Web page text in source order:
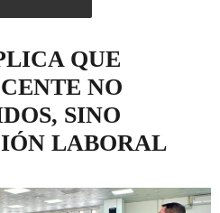
QUE
NO
SINO
LABORAL